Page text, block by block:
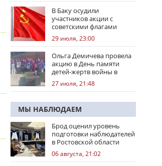
В Баку осудили
участников акции с
советскими флагами
29 июля, 23:00
Ольга Демичева провела
акцию в День памяти
детей-жертв войны в
Донбассе
27 июля, 21:48
МЫ НАБЛЮДАЕМ
Брод оценил уровень
подготовки наблюдателей
в Ростовской области
06 августа, 21:02